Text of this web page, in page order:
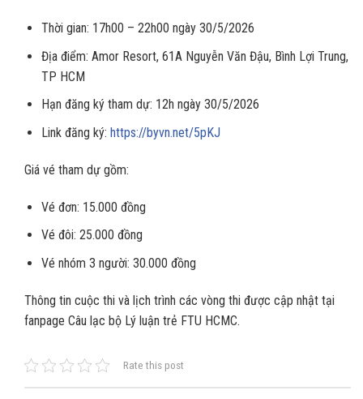
Thời gian: 17h00 – 22h00 ngày 30/5/2026
Địa điểm: Amor Resort, 61A Nguyễn Văn Đậu, Bình Lợi Trung,
TP HCM
Hạn đăng ký tham dự: 12h ngày 30/5/2026
Link đăng ký: https://byvn.net/5pKJ
Giá vé tham dự gồm:
Vé đơn: 15.000 đồng
Vé đôi: 25.000 đồng
Vé nhóm 3 người: 30.000 đồng
Thông tin cuộc thi và lịch trình các vòng thi được cập nhật tại
fanpage Câu lạc bộ Lý luận trẻ FTU HCMC.
Rate this post